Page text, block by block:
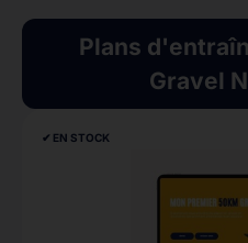
Plans
Gravel
✔︎ EN STOCK